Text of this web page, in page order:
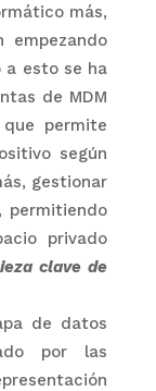
más,
empezando
esto se ha
de MDM
permite
según
gestionar
permitiendo
privado
clave de
de datos
por las